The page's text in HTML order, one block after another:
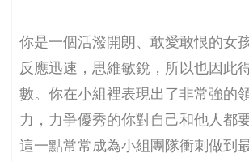
你是一個活潑開朗、敢愛敢恨的女
反應迅速，思維敏銳，所以也因此
數。你在小組裡表現出了非常強的
力，力爭優秀的你對自己和他人都
這一點常常成為小組團隊衝刺做到